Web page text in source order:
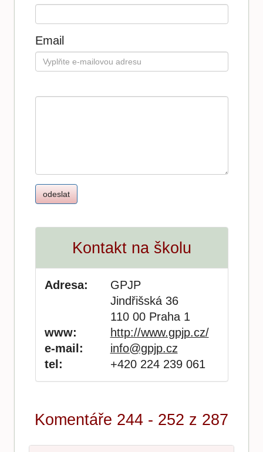
Email
Kontakt na školu
Adresa:
GPJP
Jindřišská 36
110 00 Praha 1
www:
http://www.gpjp.cz/
e-mail:
info@gpjp.cz
tel:
+420 224 239 061
Komentáře 244 - 252 z 287